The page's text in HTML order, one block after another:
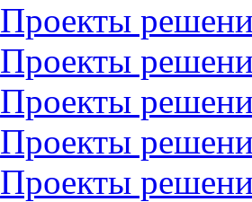
Проекты
Проекты
Проекты
Проекты
Проекты